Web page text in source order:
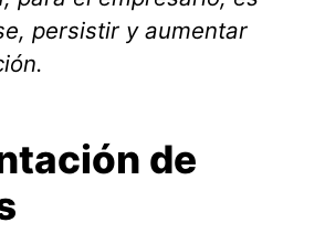
persistir y aumentar
de